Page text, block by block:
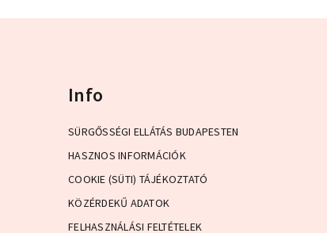
Info
SÜRGŐSSÉGI ELLÁTÁS BUDAPESTEN
HASZNOS INFORMÁCIÓK
COOKIE (SÜTI) TÁJÉKOZTATÓ
KÖZÉRDEKŰ ADATOK
FELHASZNÁLÁSI FELTÉTELEK